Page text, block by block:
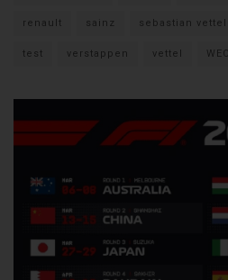
renault sainz sebastian vettel
test verstappen vettel WEC